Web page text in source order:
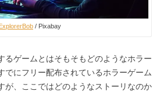
/ Pixabay
るゲームとはそもそもどのようなホラー
でにフリー配布されているホラーゲーム
が、ここではどのようなストーリなのか